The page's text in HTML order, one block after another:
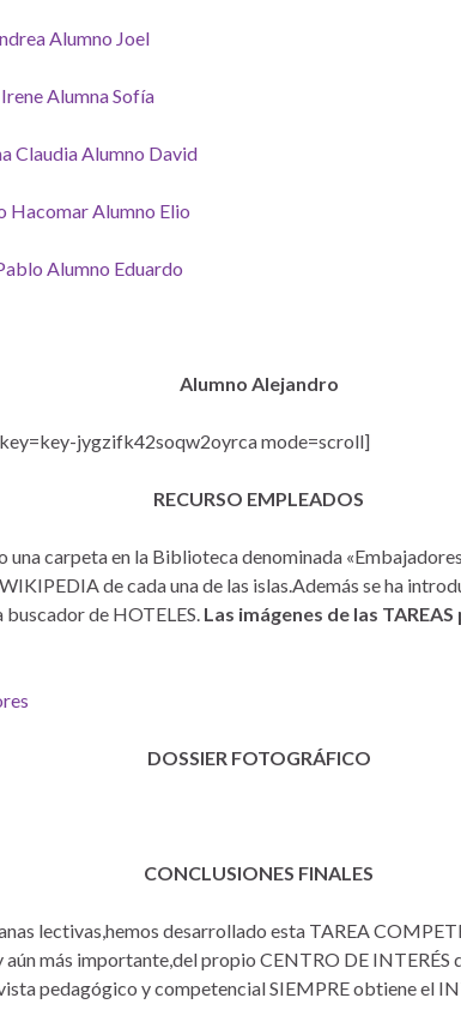
Alumno Joel
Alumna Sofía
Claudia Alumno David
Hacomar Alumno Elio
Alumno Eduardo
Alumno Alejandro
jygzifk42soqw2oyrca mode=scroll]
RECURSO EMPLEADOS
una carpeta en la Biblioteca denominada
de cada una de las islas.Además se ha
de HOTELES. Las imágenes de las
DOSSIER FOTOGRÁFICO
CONCLUSIONES FINALES
lectivas,hemos desarrollado esta TAREA
más importante,del propio CENTRO DE INTERÉS
pedagógico y competencial SIEMPRE obtiene el